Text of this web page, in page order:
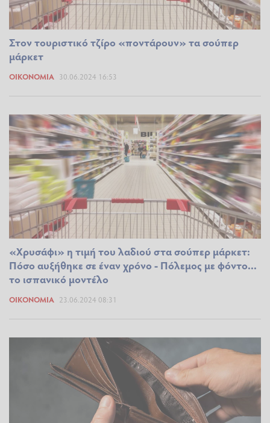
Στον τουριστικό τζίρο «ποντάρουν» τα σούπερ
μάρκετ
ΟΙΚΟΝΟΜΊΑ 30.06.2024 16:53
«Χρυσάφι» η τιμή του λαδιού στα σούπερ μάρκετ:
Πόσο αυξήθηκε σε έναν χρόνο - Πόλεμος με φόντο...
το ισπανικό μοντέλο
ΟΙΚΟΝΟΜΊΑ 23.06.2024 08:31